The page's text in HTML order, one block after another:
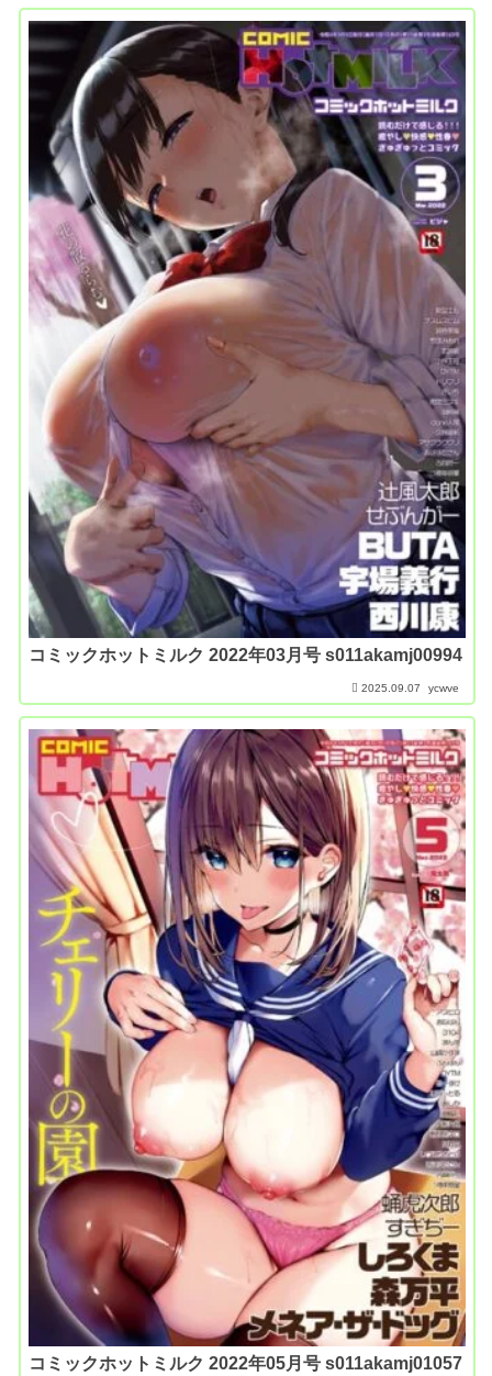
コミックホットミルク 2022年03月号 s011akamj00994
2025.09.07 ycwve
コミックホットミルク 2022年05月号 s011akamj01057